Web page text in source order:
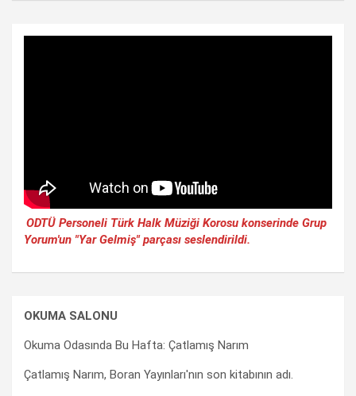
ODTÜ Personeli Türk Halk Müziği Korosu konserinde Grup
Yorum'un "Yar Gelmiş" parçası seslendirildi.
OKUMA SALONU
Okuma Odasında Bu Hafta: Çatlamış Narım
Çatlamış Narım, Boran Yayınları'nın son kitabının adı.